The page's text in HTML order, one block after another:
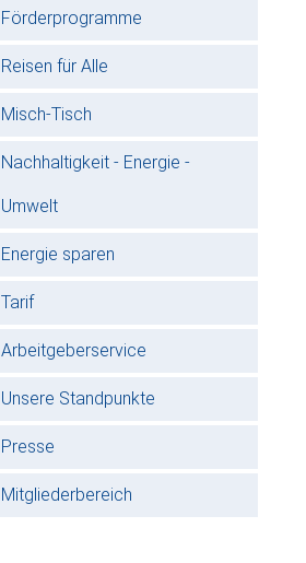
Förderprogramme
Reisen für Alle
Misch-Tisch
Nachhaltigkeit - Energie -
Umwelt
Energie sparen
Tarif
Arbeitgeberservice
Unsere Standpunkte
Presse
Mitgliederbereich